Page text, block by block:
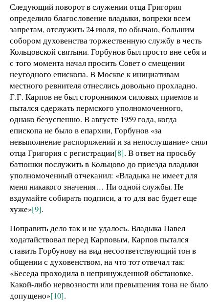
Следующий поворот в служении отца Григория
определило благословение владыки, вопреки всем
запретам, отслужить 24 июля, по обычаю, большим
собором духовенства торжественную службу в честь
Кольцовской святыни. Горбунов был просто вне себя и
с того момента начал просить Совет о смещении
неугодного епископа. В Москве к инициативам
местного ревнителя отнеслись довольно прохладно.
Г.Г. Карпов не был сторонником силовых приемов и
пытался сдержать пермского уполномоченного,
однако безуспешно. В августе 1959 года, когда
епископа не было в епархии, Горбунов «за
невыполнение распоряжений и за непослушание» снял
отца Григория с регистрации[8]. В ответ на просьбу
батюшки послужить в Кольцово до приезда владыки
уполномоченный отчеканил: «Владыка не имеет для
меня никакого значения… Ни одной службы. Не
вздумайте собирать подписи, а то для вас будет еще
хуже»[9].
Поправить дело так и не удалось. Владыка Павел
ходатайствовал перед Карповым, Карпов пытался
ставить Горбунову на вид несоответствующий тон в
общении с духовенством, на что тот отвечал так:
«Беседа проходила в непринужденной обстановке.
Какой-либо нервозности или превышения тона не было
допущено»[10].